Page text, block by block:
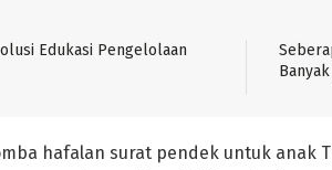
Edukasi Pengelolaan
hafalan surat pendek untuk anak